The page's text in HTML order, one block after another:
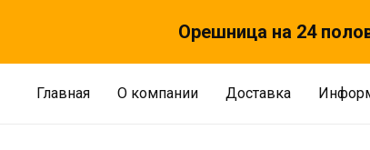
Орешница на 24
Главная О компании Доставка